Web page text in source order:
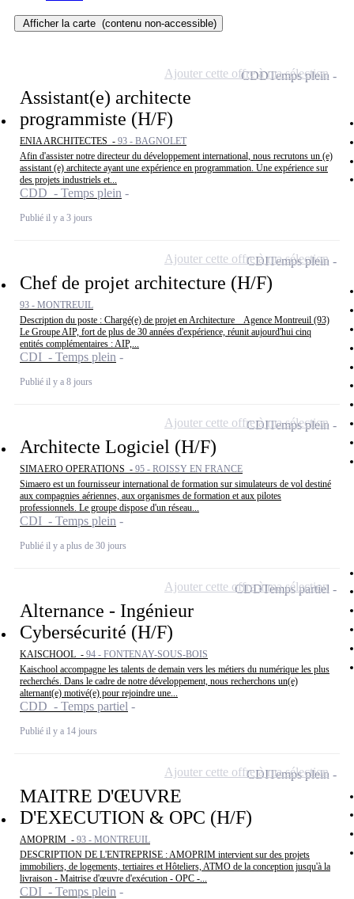
Afficher la carte (contenu non-accessible)
Assistant(e) architecte
programmiste (H/F)
ENIA ARCHITECTES - 93 - BAGNOLET
Afin d'assister notre directeur du développement international, nous recrutons un (e)
assistant (e) architecte ayant une expérience en programmation. Une expérience sur
des projets industriels et...
CDD - Temps plein
Publié il y a 3 jours
CDDTemps plein
Ajouter cette offre à ma sélection
Chef de projet architecture (H/F)
93 - MONTREUIL
Description du poste : Chargé(e) de projet en Architecture _ Agence Montreuil (93)
Le Groupe AIP, fort de plus de 30 années d'expérience, réunit aujourd'hui cinq
entités complémentaires : AIP,...
CDI - Temps plein
Publié il y a 8 jours
CDITemps plein
Ajouter cette offre à ma sélection
Architecte Logiciel (H/F)
SIMAERO OPERATIONS - 95 - ROISSY EN FRANCE
Simaero est un fournisseur international de formation sur simulateurs de vol destiné
aux compagnies aériennes, aux organismes de formation et aux pilotes
professionnels. Le groupe dispose d'un réseau...
CDI - Temps plein
Publié il y a plus de 30 jours
CDITemps plein
Ajouter cette offre à ma sélection
Alternance - Ingénieur
Cybersécurité (H/F)
KAISCHOOL - 94 - FONTENAY-SOUS-BOIS
Kaischool accompagne les talents de demain vers les métiers du numérique les plus
recherchés. Dans le cadre de notre développement, nous recherchons un(e)
alternant(e) motivé(e) pour rejoindre une...
CDD - Temps partiel
Publié il y a 14 jours
CDDTemps partiel
Ajouter cette offre à ma sélection
MAITRE D'ŒUVRE
D'EXECUTION & OPC (H/F)
AMOPRIM - 93 - MONTREUIL
DESCRIPTION DE L'ENTREPRISE : AMOPRIM intervient sur des projets
immobiliers, de logements, tertiaires et Hôteliers, ATMO de la conception jusqu'à la
livraison - Maitrise d'œuvre d'exécution - OPC -...
CDI - Temps plein
CDITemps plein
Ajouter cette offre à ma sélection